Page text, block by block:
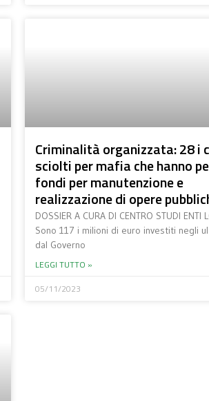
Criminalità organizzata: 28 i
sciolti per mafia che hanno
fondi per manutenzione e
realizzazione di opere
DOSSIER A CURA DI CENTRO STUDI ENTI
Sono 117 i milioni di euro investiti negli
dal Governo
LEGGI TUTTO »
05/11/2023